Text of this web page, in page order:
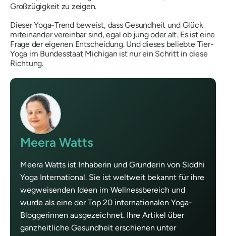
Großzügigkeit zu zeigen.
Dieser Yoga-Trend beweist, dass Gesundheit und Glück
miteinander vereinbar sind, egal ob jung oder alt. Es ist eine
Frage der eigenen Entscheidung. Und dieses beliebte Tier-
Yoga im Bundesstaat Michigan ist nur ein Schritt in diese
Richtung.
Meera Watts
Meera Watts ist Inhaberin und Gründerin von Siddhi
Yoga International. Sie ist weltweit bekannt für ihre
wegweisenden Ideen im Wellnessbereich und
wurde als eine der Top 20 internationalen Yoga-
Bloggerinnen ausgezeichnet. Ihre Artikel über
ganzheitliche Gesundheit erschienen unter